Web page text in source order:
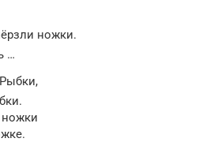
ножки.
…
ножки